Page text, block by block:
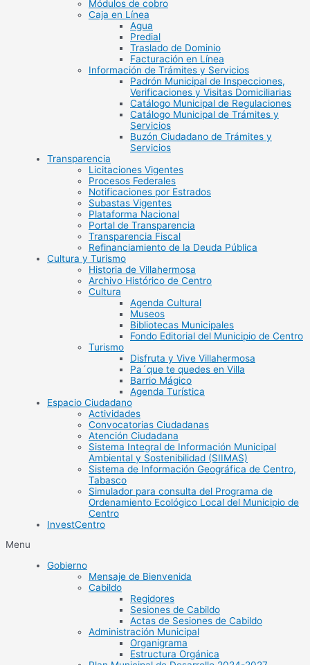
Módulos de cobro
Caja en Línea
Agua
Predial
Traslado de Dominio
Facturación en Línea
Información de Trámites y Servicios
Padrón Municipal de Inspecciones,
Verificaciones y Visitas Domiciliarias
Catálogo Municipal de Regulaciones
Catálogo Municipal de Trámites y
Servicios
Buzón Ciudadano de Trámites y
Servicios
Transparencia
Licitaciones Vigentes
Procesos Federales
Notificaciones por Estrados
Subastas Vigentes
Plataforma Nacional
Portal de Transparencia
Transparencia Fiscal
Refinanciamiento de la Deuda Pública
Cultura y Turismo
Historia de Villahermosa
Archivo Histórico de Centro
Cultura
Agenda Cultural
Museos
Bibliotecas Municipales
Fondo Editorial del Municipio de Centro
Turismo
Disfruta y Vive Villahermosa
Pa´que te quedes en Villa
Barrio Mágico
Agenda Turística
Espacio Ciudadano
Actividades
Convocatorias Ciudadanas
Atención Ciudadana
Sistema Integral de Información Municipal
Ambiental y Sostenibilidad (SIIMAS)
Sistema de Información Geográfica de Centro,
Tabasco
Simulador para consulta del Programa de
Ordenamiento Ecológico Local del Municipio de
Centro
InvestCentro
Menu
Gobierno
Mensaje de Bienvenida
Cabildo
Regidores
Sesiones de Cabildo
Actas de Sesiones de Cabildo
Administración Municipal
Organigrama
Estructura Orgánica